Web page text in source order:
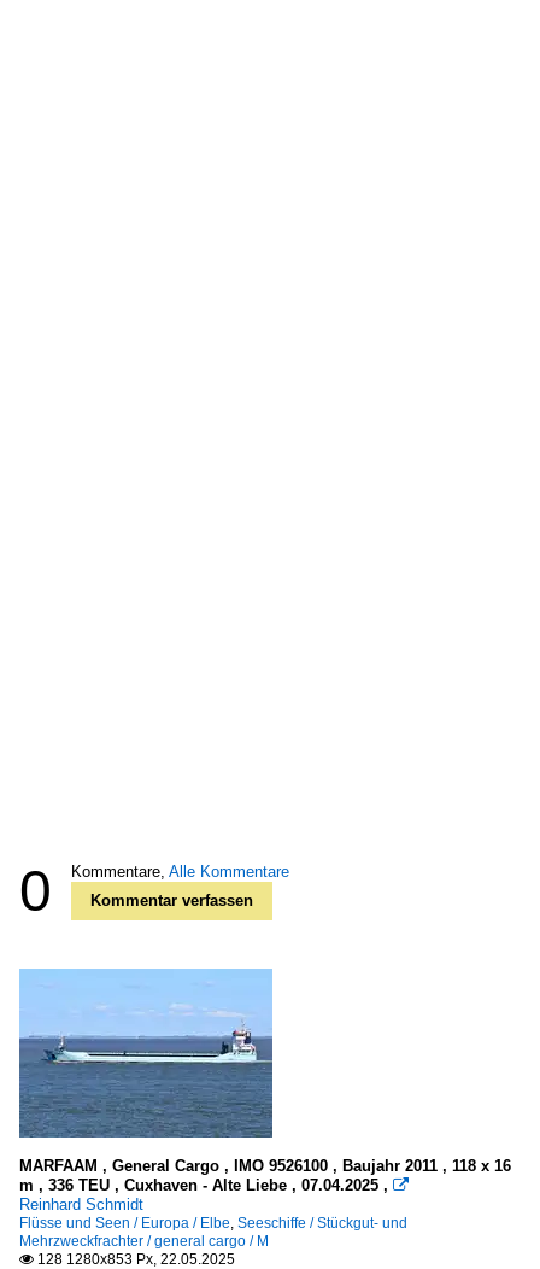
0 Kommentare, Alle Kommentare
Kommentar verfassen
MARFAAM , General Cargo , IMO 9526100 , Baujahr 2011 , 118 x 16
m , 336 TEU , Cuxhaven - Alte Liebe , 07.04.2025 , 
Reinhard Schmidt
Flüsse und Seen / Europa / Elbe, Seeschiffe / Stückgut- und
Mehrzweckfrachter / general cargo / M
 128 1280x853 Px, 22.05.2025